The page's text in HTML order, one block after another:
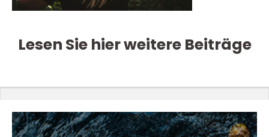
Lesen Sie hier weitere Beiträge